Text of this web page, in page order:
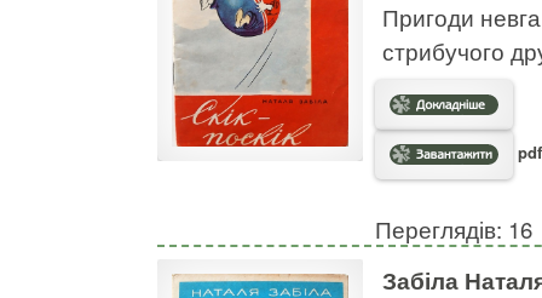
Пригоди
стрибучого
Переглядів: 16
Забіла